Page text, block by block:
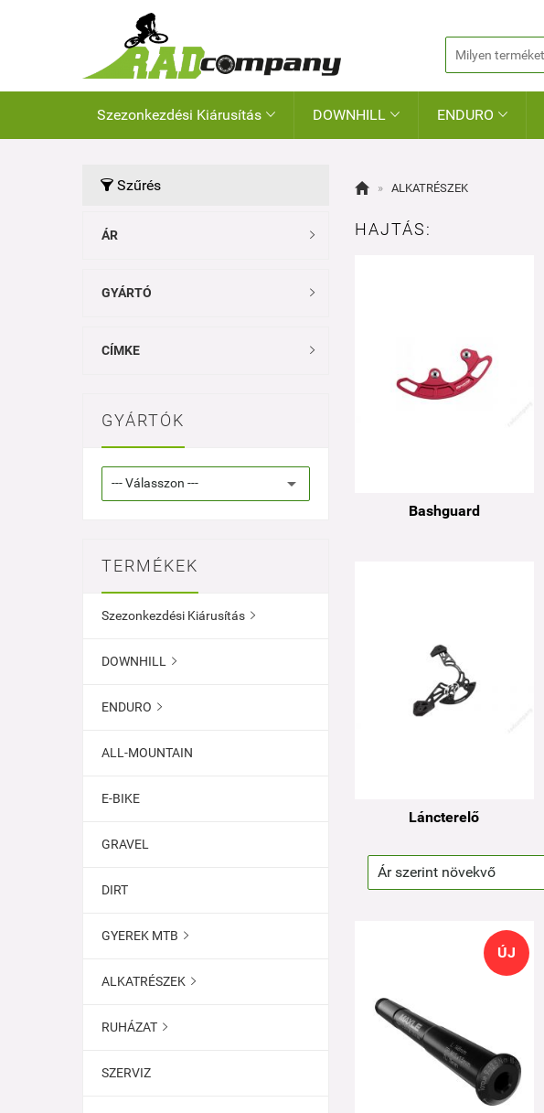
Szezonkezdési Kiárusítás  DOWNHILL  ENDURO 
 Szűrés
ÁR 
GYÁRTÓ 
CÍMKE 
GYÁRTÓK
TERMÉKEK
Szezonkezdési Kiárusítás 
DOWNHILL 
ENDURO 
ALL-MOUNTAIN
E-BIKE
GRAVEL
DIRT
GYEREK MTB 
ALKATRÉSZEK 
RUHÁZAT 
SZERVIZ
 » ALKATRÉSZEK
HAJTÁS:
Bashguard
Láncterelő
ÚJ